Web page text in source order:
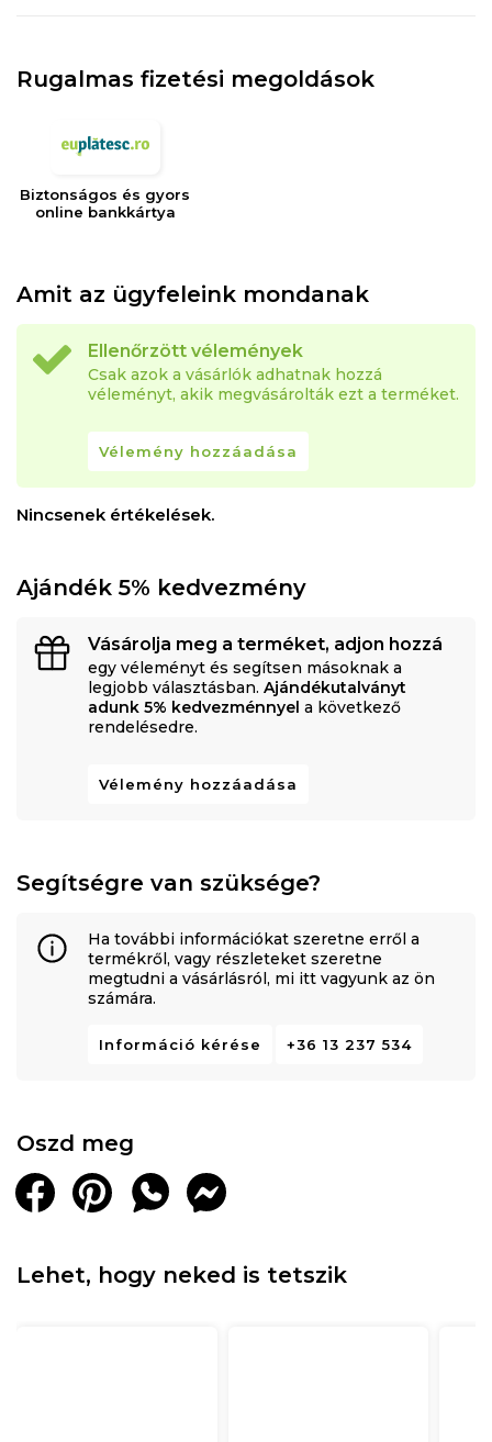
Rugalmas fizetési megoldások
Biztonságos és gyors
online bankkártya
Amit az ügyfeleink mondanak
Ellenőrzött vélemények
Csak azok a vásárlók adhatnak hozzá
véleményt, akik megvásárolták ezt a terméket.
Vélemény hozzáadása
Nincsenek értékelések.
Ajándék 5% kedvezmény
Vásárolja meg a terméket, adjon hozzá
egy véleményt és segítsen másoknak a
legjobb választásban. Ajándékutalványt
adunk 5% kedvezménnyel a következő
rendelésedre.
Vélemény hozzáadása
Segítségre van szüksége?
Ha további információkat szeretne erről a
termékről, vagy részleteket szeretne
megtudni a vásárlásról, mi itt vagyunk az ön
számára.
Információ kérése +36 13 237 534
Oszd meg
Lehet, hogy neked is tetszik